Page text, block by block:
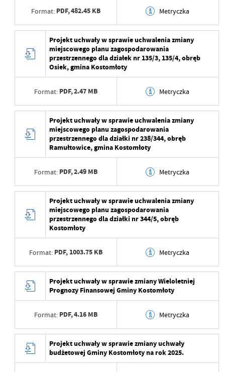
Opublikował Beata Mamczarz
Data ostatniej
aktualizacji
2025-06-26 12:36:12
Ostatnio zaktualizował Beata Mamczarz
Format: PDF,482.45 KB Metryczka
Wytworzył Beata Mamczarz
Data opublikowania
Opublikował Beata Mamczarz
Data ostatniej
aktualizacji
2025-06-26 12:35:56
Ostatnio zaktualizował Beata Mamczarz
Projekt uchwały w sprawie uchwalenia zmiany
miejscowego planu zagospodarowania
przestrzennego dla działek nr 135/3, 135/4, obręb
Osiek, gmina Kostomłoty
Format: PDF,2.47 MB Metryczka
Wytworzył Beata Mamczarz
2025-06-26 14:35:42
Opublikował Beata Mamczarz
Data ostatniej
aktualizacji
2025-06-26 12:35:42
Ostatnio zaktualizował Beata Mamczarz
Projekt uchwały w sprawie uchwalenia zmiany
miejscowego planu zagospodarowania
przestrzennego dla działki nr 238/344, obręb
Ramułtowice, gmina Kostomłoty
Format: PDF,2.49 MB Metryczka
Wytworzył Beata Mamczarz
Data opublikowania
Opublikował Beata Mamczarz
Data ostatniej
aktualizacji
2025-06-26 12:35:23
Ostatnio zaktualizował Beata Mamczarz
Projekt uchwały w sprawie uchwalenia zmiany
miejscowego planu zagospodarowania
przestrzennego dla działki nr 344/5, obręb
Kostomłoty
Format: PDF, 1003.75 KB Metryczka
Wytworzył Beata Mamczarz
Data opublikowania 2025-06-26 14:34:54
Opublikował Beata Mamczarz
Data ostatniej
aktualizacji
2025-06-26 12:34:54
Projekt uchwały w sprawie zmiany Wieloletniej
Prognozy Finansowej Gminy Kostomłoty
Format: PDF,4.16 MB Metryczka
Wytworzył Beata Mamczarz
Projekt uchwały w sprawie zmiany uchwały
budżetowej Gminy Kostomłoty na rok 2025.